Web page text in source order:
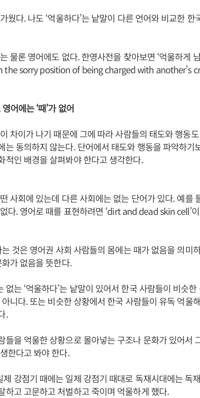
웠다. 나도 ‘억울하다’는 낱말이 다른 언어와 비교한 한
물론 영어에도 없다. 한영사전을 찾아보면 ‘억울하게
the sorry position of being charged with another's
어에는 ‘때’가 없어
차이가 나기 때문에 그에 따라 사람들의 태도와 행동
는 동의하지 않는다. 단어에서 태도와 행동을 파악하기
적인 배경을 살펴봐야 한다고 생각한다.
사회에 있는데 다른 사회에는 없는 단어가 있다. 예를
다. 영어로 때를 표현하려면 ‘dirt and dead skin cell’
는 것은 영어권 사회 사람들의 몸에는 때가 없음을 의미
가 없음을 뜻한다.
는 ‘억울하다’는 낱말이 있어서 한국 사람들이 비슷한
니다. 또는 비슷한 상황에서 한국 사람들이 유독 억울
.
들을 억울한 상황으로 몰아넣는 구조나 문화가 있어서
한다고 봐야 한다.
강점기 때에는 일제 강점기 때대로 독재시대에는 독
하고 고문하고 처벌하고 죽이며 억울하게 했다.